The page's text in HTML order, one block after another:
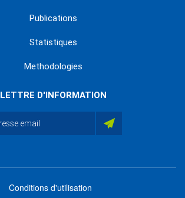
Publications
Statistiques
Methodologies
LETTRE D'INFORMATION
Conditions d'utilisation